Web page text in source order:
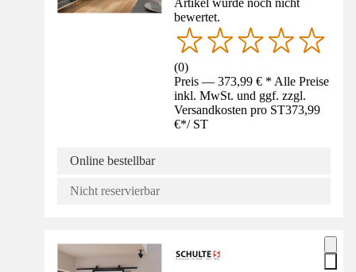
Artikel wurde noch nicht
bewertet.
(0)
Preis — 373,99 € * Alle Preise
inkl. MwSt. und ggf. zzgl.
Versandkosten pro ST373,99
€*/ ST
Online bestellbar
Nicht reservierbar